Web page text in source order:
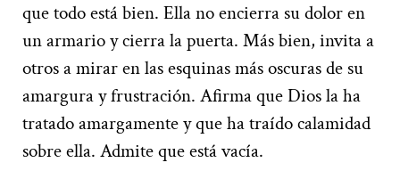
que todo está bien. Ella no encierra su dolor en
un armario y cierra la puerta. Más bien, invita a
otros a mirar en las esquinas más oscuras de su
amargura y frustración. Afirma que Dios la ha
tratado amargamente y que ha traído calamidad
sobre ella. Admite que está vacía.